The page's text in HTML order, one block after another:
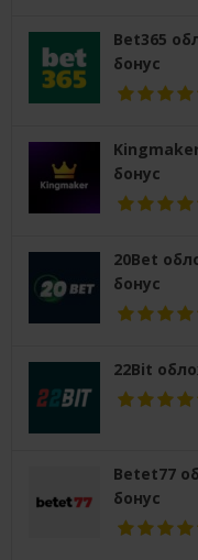
Bet365
бонус
бонус
20Bet
бонус
22Bit
Betet77
бонус